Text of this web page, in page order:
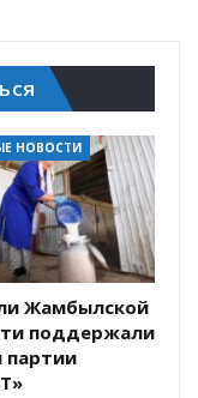
НОВОСТИ
Жамбылской
поддержали
партии